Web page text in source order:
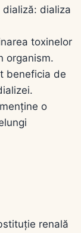
dializa
toxinelor
organism.
beneficia de
o
renală